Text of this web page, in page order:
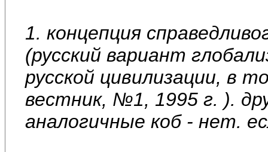
1. концепция
(русский вариант
русской цивилизации, в
вестник, №1, 1995 г. ).
аналогичные коб - нет.